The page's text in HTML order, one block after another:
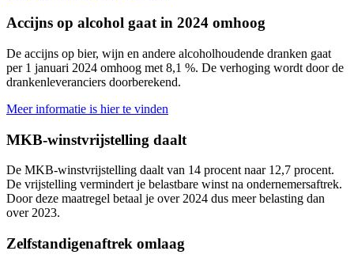
Accijns op alcohol gaat in 2024 omhoog
De accijns op bier, wijn en andere alcoholhoudende dranken gaat
per 1 januari 2024 omhoog met 8,1 %. De verhoging wordt door de
drankenleveranciers doorberekend.
Meer informatie is hier te vinden
MKB-winstvrijstelling daalt
De MKB-winstvrijstelling daalt van 14 procent naar 12,7 procent.
De vrijstelling vermindert je belastbare winst na ondernemersaftrek.
Door deze maatregel betaal je over 2024 dus meer belasting dan
over 2023.
Zelfstandigenaftrek omlaag